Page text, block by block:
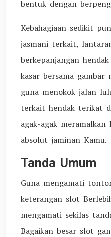
bentuk dengan
Kebahagiaan sedikit
jasmani terkait,
berkepanjangan
kasar bersama gambar
guna menokok jalan
terkait hendak terikat
agak-agak meramalkan
absolut jaminan Kamu.
Tanda Umum
Guna mengamati
keterangan slot
mengamati sekilas
Bagaikan besar slot